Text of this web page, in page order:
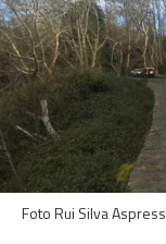
Foto Rui Silva Aspress